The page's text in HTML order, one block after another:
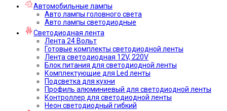
Автомобильные лампы
Авто лампы головного света
Авто лампы светодиодные
Светодиодная лента
Лента 24 Вольт
Готовые комплекты светодиодной ленты
Лента светодиодная 12V, 220V
Блок питания для светодиодной ленты
Комплектующие для Led ленты
Подсветка для кухни
Профиль алюминиевый для светодиодной ленты
Контроллер для светодиодной ленты
Неон светодиодный гибкий